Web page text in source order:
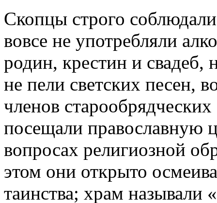
Скопцы строго
вовсе не употребляли
родин, крестин и свадеб,
не пели светских песен,
членов
посещали православную
вопросах религиозной
этом они открыто
таинства; храм